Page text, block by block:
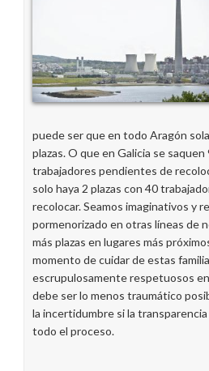
Acuerdo
de
Recolocaciones
puede ser que en todo Aragón
plazas. O que en Galicia se
trabajadores pendientes de
solo haya 2 plazas con 40
recolocar. Seamos imaginativos y
pormenorizado en otras líneas de
más plazas en lugares más
momento de cuidar de estas
escrupulosamente respetuosos
debe ser lo menos traumático
la incertidumbre si la
todo el proceso.